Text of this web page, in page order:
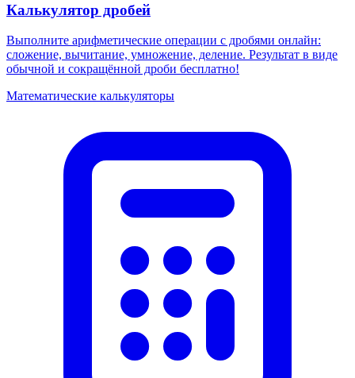
Калькулятор дробей
Выполните арифметические операции с дробями онлайн:
сложение, вычитание, умножение, деление. Результат в виде
обычной и сокращённой дроби бесплатно!
Математические калькуляторы